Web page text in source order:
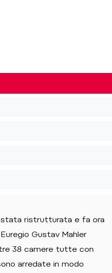
stata ristrutturata e fa ora
Gustav Mahler
38 camere tutte con
arredate in modo